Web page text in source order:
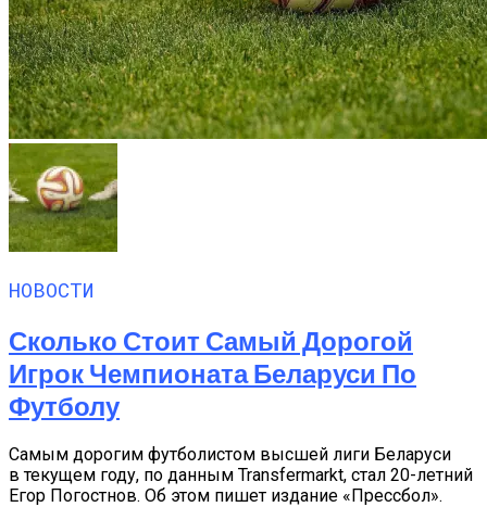
НОВОСТИ
Сколько Стоит Самый Дорогой
Игрок Чемпионата Беларуси По
Футболу
Самым дорогим футболистом высшей лиги Беларуси
в текущем году, по данным Transfermarkt, стал 20-летний
Егор Погостнов. Об этом пишет издание «Прессбол».